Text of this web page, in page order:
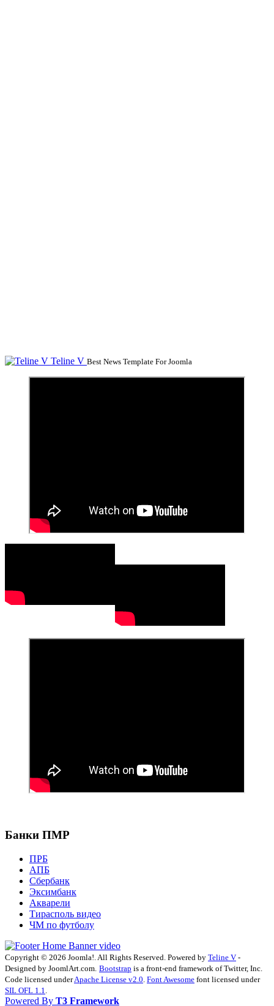
Teline V Best News Template For Joomla
Банки ПМР
ПРБ
АПБ
Сбербанк
Эксимбанк
Акварели
Тирасполь видео
ЧМ по футболу
Copyright © 2026 Joomla!. All Rights Reserved. Powered by Teline V -
Designed by JoomlArt.com. Bootstrap is a front-end framework of Twitter, Inc.
Code licensed underApache License v2.0 Font Awesome font licensed under
SIL OFL 1.1
Powered By T3 Framework